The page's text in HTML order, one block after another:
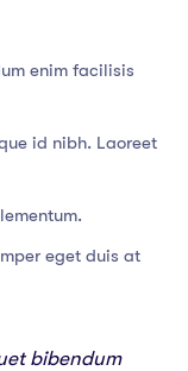
enim facilisis
id nibh. Laoreet
eget duis at
bibendum